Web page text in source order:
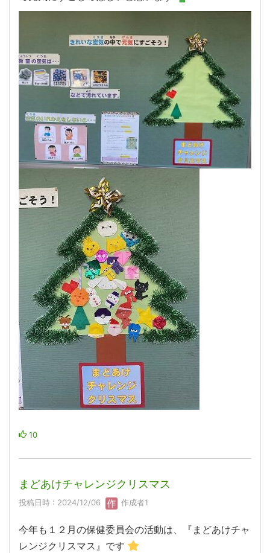
10
まどあけチャレンジクリスマス
投稿日時 : 2024/12/06 作成者1
今年も１２月の保健委員会の活動は、『まどあけチャ
レンジクリスマス』です